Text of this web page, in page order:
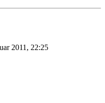
2011, 22:25